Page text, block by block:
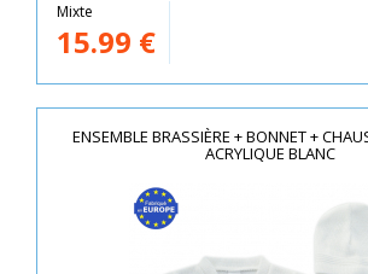
Mixte
15.99 €
ENSEMBLE BRASSIÈRE + BONNET +
ACRYLIQUE BLANC